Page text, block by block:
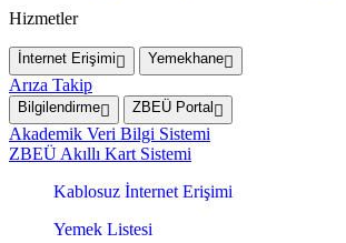
Hizmetler
İnternet Erişimi Yemekhane
Arıza Takip
Bilgilendirme ZBEÜ Portal
Akademik Veri Bilgi Sistemi
ZBEÜ Akıllı Kart Sistemi
Kablosuz İnternet Erişimi
Yemek Listesi